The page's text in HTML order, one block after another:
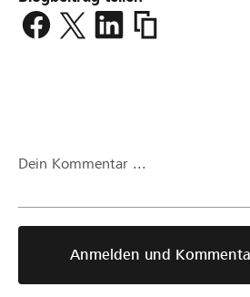
https://
im-
Dein Kommentar ...
Anmelden und